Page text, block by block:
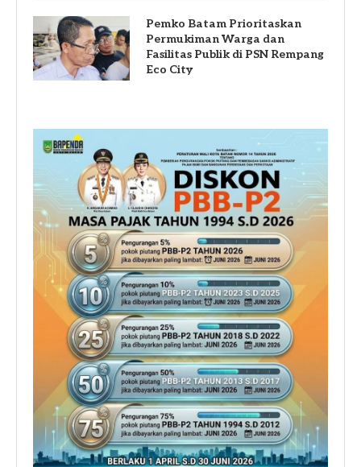
Pemko Batam Prioritaskan
Permukiman Warga dan
Fasilitas Publik di PSN Rempang
Eco City